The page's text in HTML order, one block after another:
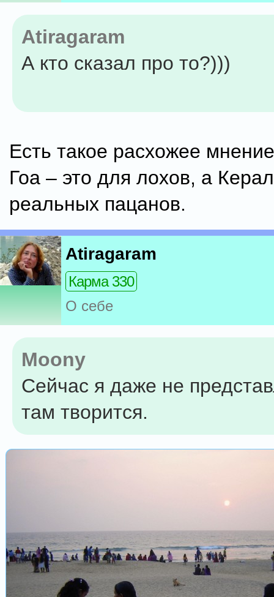
Atiragaram
А кто сказал про то?)))
Есть такое расхожее
Гоа – это для лохов, а
реальных пацанов.
Atiragaram
Карма 330
О себе
Moony
Сейчас я даже не
там творится.